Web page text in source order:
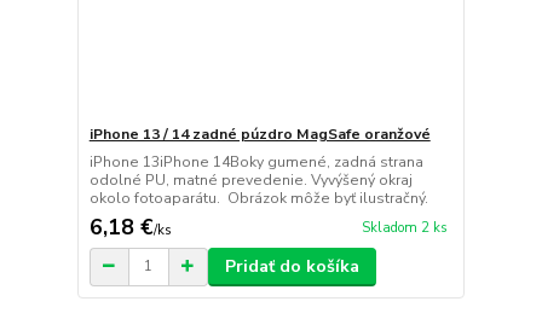
iPhone 13 / 14 zadné púzdro MagSafe oranžové
iPhone 13iPhone 14Boky gumené, zadná strana
odolné PU, matné prevedenie. Vyvýšený okraj
okolo fotoaparátu. Obrázok môže byť ilustračný.
6,18 €/ks Skladom 2 ks
Pridať do košíka